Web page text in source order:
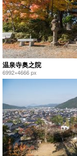
温泉寺奥之院
6992×4666 px